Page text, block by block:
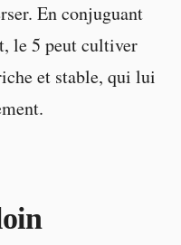
En conjuguant
le 5 peut cultiver
et stable, qui lui